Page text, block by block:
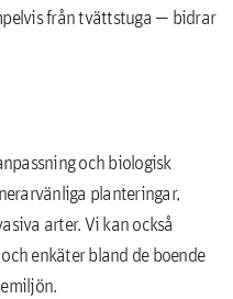
från tvättstuga — bidrar
och biologisk
planteringar,
arter. Vi kan också
enkäter bland de boende